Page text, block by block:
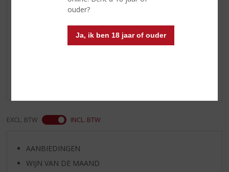
ouder?
Ja, ik ben 18 jaar of ouder
Corenwijn
Reviews
EXCL. BTW INCL. BTW
AANBIEDINGEN
WIJN VAN DE MAAND